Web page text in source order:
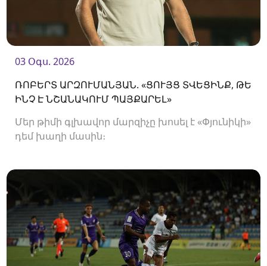
03 Օգս. 2026
ՌՈԲԵՐՏ ԱՐԶՈՒՄԱՆՅԱՆ. «ՑՈՒՅՑ ՏՎԵՑԻՆՔ, ԹԵ
ԻՆՉ Է ՆՇԱՆԱԿՈՒՄ ՊԱՅՔԱՐԵԼ»
Մեր թիմի գլխավոր մարզիչը խոսել է «Փյունիկի»
դեմ խաղի մասին։